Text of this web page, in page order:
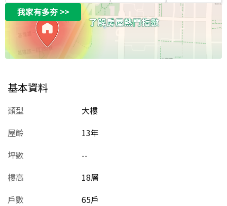
我家有多夯>>
基本資料
類型
大樓
屋齡
13年
坪數
--
樓高
18層
戶數
65戶